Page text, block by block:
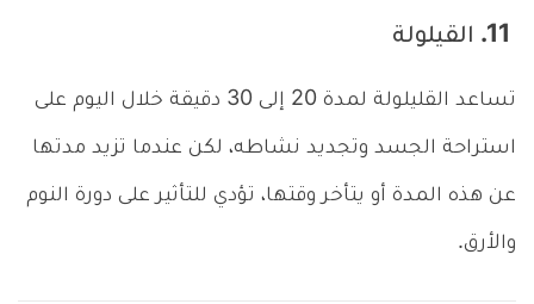
تساعد القليلولة لمدة 20 إلى 30 دقيقة خلال اليوم على
استراحة الجسد وتجديد نشاطه، لكن عندما تزيد مدتها
عن هذه المدة أو يتأخر وقتها، تؤدي للتأثير على دورة النوم
والأرق.